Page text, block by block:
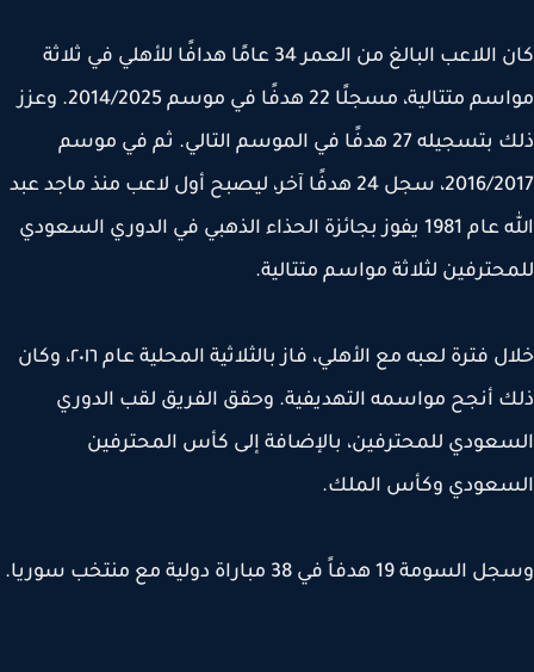
كان اللاعب البالغ من العمر 34 عامًا هدافًا للأهلي في ثلاثة
مواسم متتالية، مسجلًا 22 هدفًا في موسم 2014/2025. وعزز
ذلك بتسجيله 27 هدفًا في الموسم التالي. ثم في موسم
2016/2017، سجل 24 هدفًا آخر، ليصبح أول لاعب منذ ماجد عبد
الله عام 1981 يفوز بجائزة الحذاء الذهبي في الدوري السعودي
لثلاثة مواسم متتالية.
خلال فترة لعبه مع الأهلي، فاز بالثلاثية المحلية عام ٢٠١٦، وكان
أنجح مواسمه التهديفية. وحقق الفريق لقب الدوري
للمحترفين، بالإضافة إلى كأس المحترفين
وكأس الملك.
19 هدفاً في 38 مباراة دولية مع منتخب سوريا.